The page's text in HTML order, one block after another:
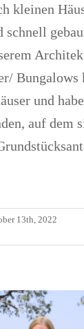
kleinen
schnell
Bungalows
und
auf dem
13th, 2022
Immobilien